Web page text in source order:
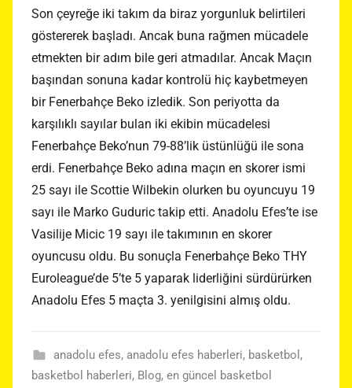
Son çeyreğe iki takım da biraz yorgunluk belirtileri
göstererek başladı. Ancak buna rağmen mücadele
etmekten bir adım bile geri atmadılar. Ancak Maçın
başından sonuna kadar kontrolü hiç kaybetmeyen
bir Fenerbahçe Beko izledik. Son periyotta da
karşılıklı sayılar bulan iki ekibin mücadelesi
Fenerbahçe Beko’nun 79-88’lik üstünlüğü ile sona
erdi. Fenerbahçe Beko adına maçın en skorer ismi
25 sayı ile Scottie Wilbekin olurken bu oyuncuyu 19
sayı ile Marko Guduric takip etti. Anadolu Efes’te ise
Vasilije Micic 19 sayı ile takımının en skorer
oyuncusu oldu. Bu sonuçla Fenerbahçe Beko THY
Euroleague’de 5’te 5 yaparak liderliğini sürdürürken
Anadolu Efes 5 maçta 3. yenilgisini almış oldu.
anadolu efes, anadolu efes haberleri, basketbol ,
basketbol haberleri, Blog, en güncel basketbol